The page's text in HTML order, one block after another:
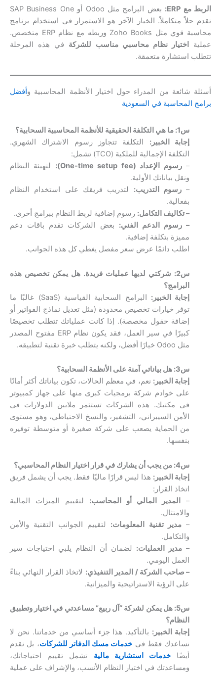
الربط مع ERP:
بعض البرامج مثل Odoo أو SAP Business One
تقدم حلاً متكاملاً. الخيار الآخر هو الاستمرار في استخدام برنامج
محاسبة قوي مثل Zoho Books وربطه مع نظام ERP متخصص.
عملية
اختيار نظام محاسبي مناسب للشركة في هذه المرحلة
تتطلب استشارة متعمقة.
أسئلة شائعة من المدراء حول اختيار الأنظمة المحاسبية وأفضل
برامج المحاسبة في السعودية
س1: ما هي التكلفة الحقيقية للأنظمة المحاسبية السحابية؟
إجابة الخبير: التكلفة تتجاوز رسوم الاشتراك الشهري.
التكلفة الإجمالية للملكية (TCO) تشمل:
–رسوم الإعداد (One-time setup fee):
لتهيئة النظام
ونقل بياناتك الأولية.
–رسوم التدريب: لتدريب فريقك على استخدام النظام
بفعالية.
– تكاليف التكامل: رسوم إضافية لربط النظام ببرامج أخرى.
– رسوم الدعم الفني: بعض الشركات تقدم باقات دعم
مميزة بتكلفة إضافية.
اطلب دائمًا عرض سعر مفصل يغطي كل هذه الجوانب.
س2: شركتي لديها عمليات فريدة. هل يمكن تخصيص هذه
البرامج؟
إجابة الخبير:
البرامج السحابية القياسية (SaaS) غالبًا ما
توفر خيارات تخصيص محدودة (مثل تعديل نماذج الفواتير أو
إضافة حقول مخصصة). إذا كانت عملياتك تتطلب تخصيصًا
كبيرًا في سير العمل، فقد يكون نظام ERP مفتوح المصدر
مثل Odoo خيارًا أفضل، ولكنه يتطلب خبرة تقنية لتطبيقه.
س3: هل بياناتي آمنة على الأنظمة السحابية؟
إجابة الخبير: نعم، في معظم الحالات، تكون بياناتك أكثر أمانًا
على خوادم شركة برمجيات كبرى منها على جهاز كمبيوتر
في مكتبك. هذه الشركات تستثمر ملايين الدولارات في
الأمن السيبراني، التشفير، والنسخ الاحتياطي، وهو مستوى
من الحماية يصعب على شركة صغيرة أو متوسطة توفيره
بنفسها.
س4: من يجب أن يشارك في قرار اختيار النظام المحاسبي؟
إجابة الخبير: هذا ليس قرارًا ماليًا فقط. يجب أن يشمل فريق
اتخاذ القرار:
–
المدير المالي أو المحاسب: لتقييم الميزات المالية
والامتثال.
–مدير تقنية المعلومات: لتقييم الجوانب التقنية والأمن
والتكامل.
– مدير العمليات: لضمان أن النظام يلبي احتياجات سير
العمل اليومي.
– صاحب الشركة / المدير التنفيذي: لاتخاذ القرار النهائي بناءً
على الرؤية الاستراتيجية والميزانية.
س5: هل يمكن لشركة “آل ربيع” مساعدتي في اختيار وتطبيق
النظام؟
إجابة الخبير: بالتأكيد. هذا جزء أساسي من خدماتنا. نحن لا
نساعدك فقط في خدمات مسك الدفاتر للشركات، بل نقدم
أيضًا خدمات استشارية مالية تشمل تقييم احتياجاتك،
ومساعدتك في اختيار النظام الأنسب، والإشراف على عملية